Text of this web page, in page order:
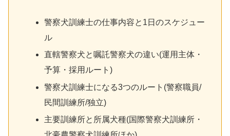
警察犬訓練士の仕事内容と1日のスケジュー
ル
直轄警察犬と嘱託警察犬の違い(運用主体・
予算・採用ルート)
警察犬訓練士になる3つのルート(警察職員/
民間訓練所/独立)
主要訓練所と所属犬種(国際警察犬訓練所・